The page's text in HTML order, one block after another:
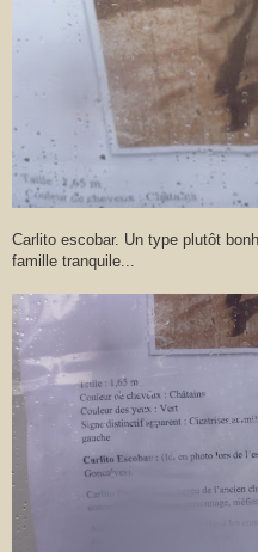
Carlito escobar. Un type plutôt
famille tranquile...